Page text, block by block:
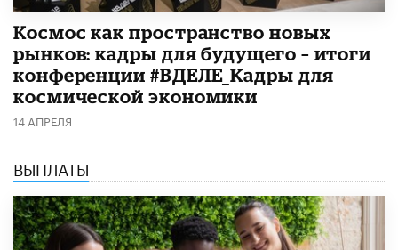
Космос как пространство новых
рынков: кадры для будущего – итоги
конференции #ВДЕЛЕ_Кадры для
космической экономики
14 АПРЕЛЯ
ВЫПЛАТЫ